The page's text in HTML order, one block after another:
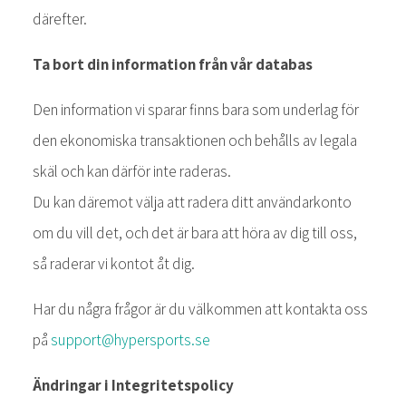
därefter.
Ta bort din information från vår databas
Den information vi sparar finns bara som underlag för
den ekonomiska transaktionen och behålls av legala
skäl och kan därför inte raderas.
Du kan däremot välja att radera ditt användarkonto
om du vill det, och det är bara att höra av dig till oss,
så raderar vi kontot åt dig.
Har du några frågor är du välkommen att kontakta oss
påsupport@hypersports.se
Ändringar i Integritetspolicy